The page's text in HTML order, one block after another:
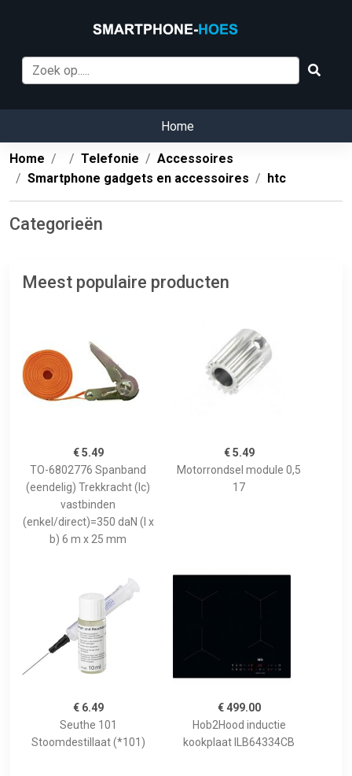
Home
Home Telefonie
Accessoires
Smartphone gadgets en accessoires
htc
Categorieën
Meest populaire producten
€ 5.49
TO-6802776 Spanband
(eendelig) Trekkracht (lc)
vastbinden
(enkel/direct)=350 daN (l x
b) 6 m x 25 mm
€ 5.49
Motorrondsel module 0,5
17
€ 6.49
Seuthe 101
Stoomdestillaat (*101)
€ 499.00
Hob2Hood inductie
kookplaat ILB64334CB